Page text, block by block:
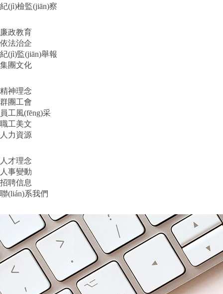
紀(jì)檢監(jiān)察
廉政教育
依法治企
紀(jì)監(jiān)舉報
集團文化
精神理念
群團工會
員工風(fēng)采
職工美文
人力資源
人才理念
人事變動
招聘信息
聯(lián)系我們